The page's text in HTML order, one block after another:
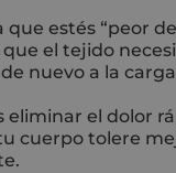
que estés “peor
que el tejido
nuevo a la
eliminar el dolor
cuerpo tolere